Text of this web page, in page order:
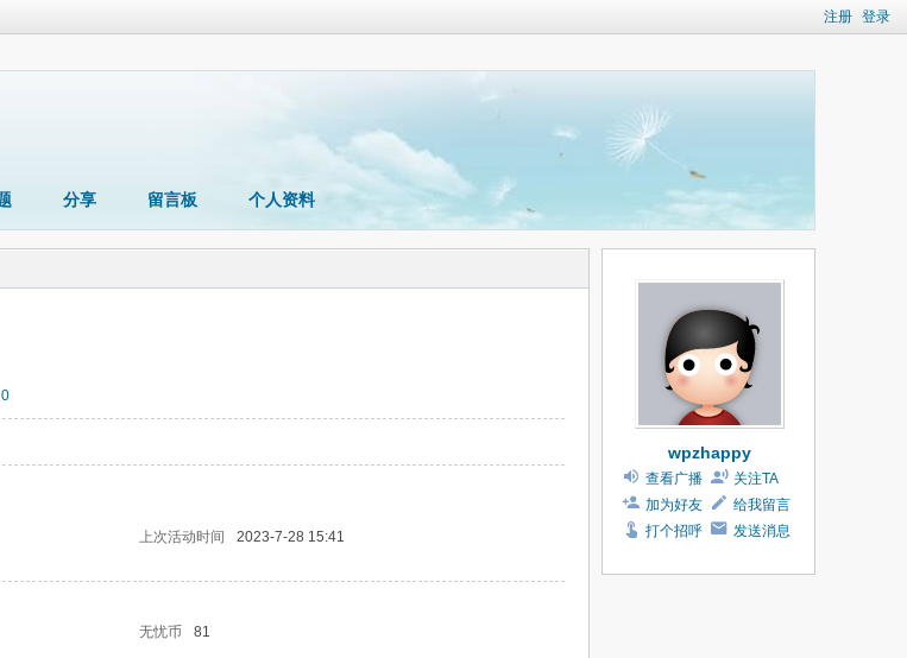
注册 登录
分享 留言板 个人资料
上次活动时间
2023-7-28 15:41
无忧币 81
wpzhappy
查看广播
关注TA
加为好友
给我留言
打个招呼
发送消息